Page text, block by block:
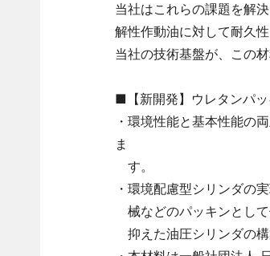
当社はこれらの課題を解
解性作動油に対して耐久
当社の技術基盤が、この
■【新開発】ウレタンパ
・環境性能と基本性能の
ま
す。
・環境配慮型シリンダの
械などのパッキンとし
抑えた油圧シリンダの構